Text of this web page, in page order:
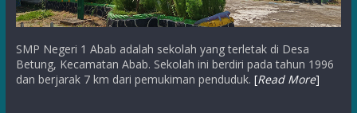
SMP Negeri 1 Abab adalah sekolah yang terletak di Desa
Betung, Kecamatan Abab. Sekolah ini berdiri pada tahun 1996
dan berjarak 7 km dari pemukiman penduduk. [Read More]